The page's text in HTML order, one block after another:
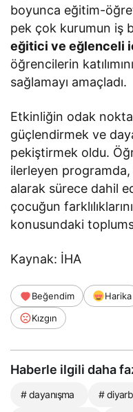
boyunca eğitim-
pek çok kurumun iş
eğitici ve eğlenceli
öğrencilerin
sağlamayı amaçladı.
Etkinliğin odak
güçlendirmek ve
pekiştirmek oldu.
ilerleyen
alarak sürece dahil
çocuğun
konusundaki
Kaynak: İHA
Beğendim Harika
Kızgın
Haberle ilgili daha
# dayanışma #